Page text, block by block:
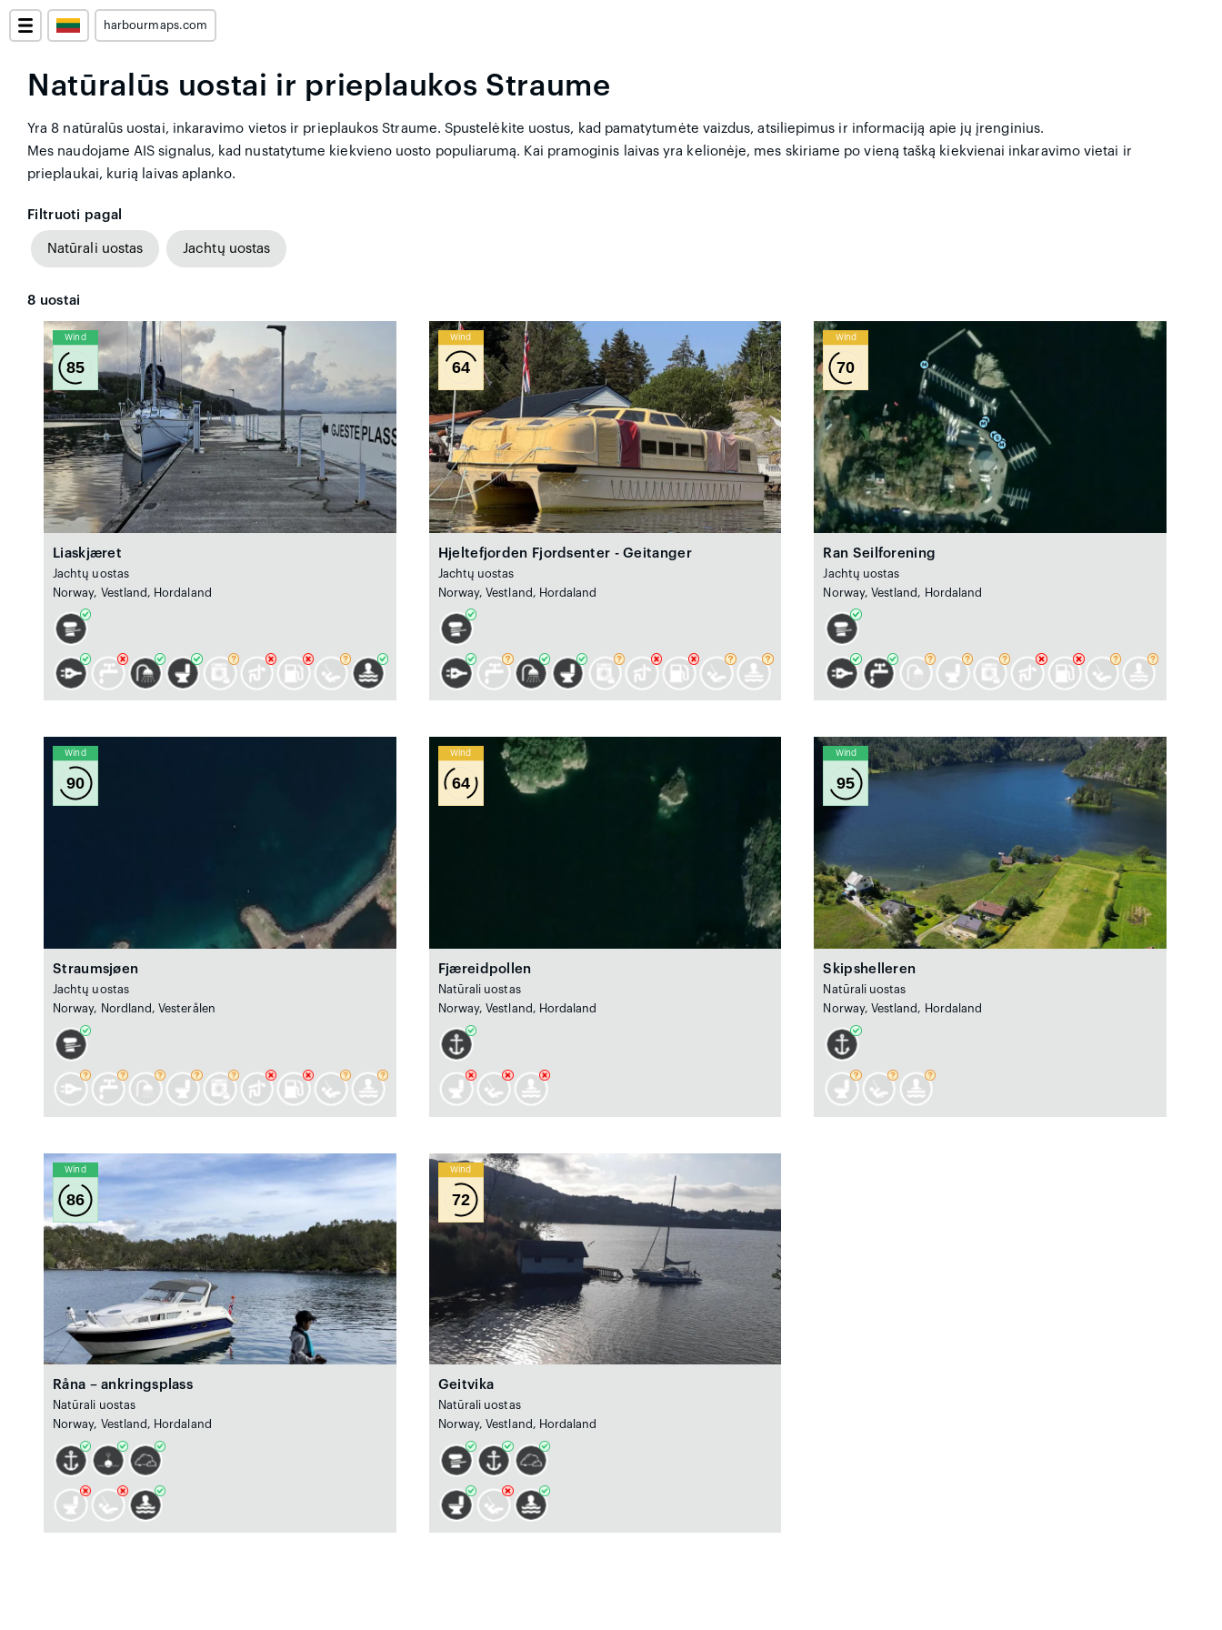
harbourmaps.com
Natūralūs uostai ir prieplaukos Straume
Yra 8 natūralūs uostai, inkaravimo vietos ir prieplaukos Straume. Spustelėkite uostus, kad pamatytumėte vaizdus, atsiliepimus ir informaciją apie jų įrenginius.
Mes naudojame AIS signalus, kad nustatytume kiekvieno uosto populiarumą. Kai pramoginis laivas yra kelionėje, mes skiriame po vieną tašką kiekvienai inkaravimo vietai ir
prieplaukai, kurią laivas aplanko.
Filtruoti pagal
Natūrali uostas Jachtų uostas
8 uostai
Wind
85
Liaskjæret
Jachtų uostas
Norway, Vestland, Hordaland
Wind
64
Hjeltefjorden Fjordsenter - Geitanger
Jachtų uostas
Norway, Vestland, Hordaland
Wind
70
Ran Seilforening
Jachtų uostas
Norway, Vestland, Hordaland
Wind
90
Straumsjøen
Jachtų uostas
Norway, Nordland, Vesterålen
Wind
64
Fjæreidpollen
Natūrali uostas
Norway, Vestland, Hordaland
Wind
95
Skipshelleren
Natūrali uostas
Norway, Vestland, Hordaland
Wind
86
Råna – ankringsplass
Natūrali uostas
Norway, Vestland, Hordaland
Wind
72
Geitvika
Natūrali uostas
Norway, Vestland, Hordaland